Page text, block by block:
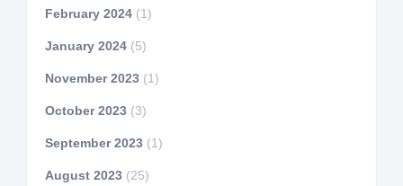
February 2024 (1)
January 2024 (5)
November 2023 (1)
October 2023 (3)
September 2023 (1)
August 2023 (25)